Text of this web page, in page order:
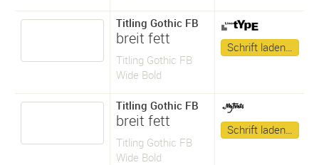
Titling Gothic FB
breit fett
Titling Gothic FB
Wide Bold
Schrift laden…
Titling Gothic FB
breit fett
Titling Gothic FB
Wide Bold
Schrift laden…